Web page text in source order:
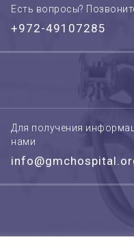
Есть вопросы?
+972-49107285
Для получения
нами